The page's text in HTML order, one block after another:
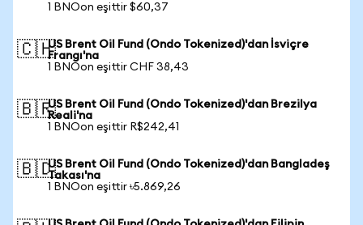
1 BNOon eşittir $60,37
🇨🇭US Brent Oil Fund (Ondo Tokenized)'dan İsviçre
Frangı'na
1 BNOon eşittir CHF 38,43
🇧🇷US Brent Oil Fund (Ondo Tokenized)'dan Brezilya
Reali'na
1 BNOon eşittir R$242,41
🇧🇩US Brent Oil Fund (Ondo Tokenized)'dan Bangladeş
Takası'na
1 BNOon eşittir ৳5.869,26